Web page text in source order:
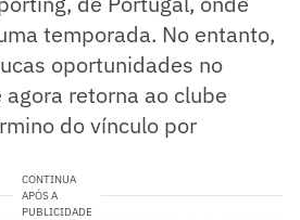
temporada. No entanto,
oportunidades no
retorna ao clube
do vínculo por
CONTINUA
APÓS A
PUBLICIDADE